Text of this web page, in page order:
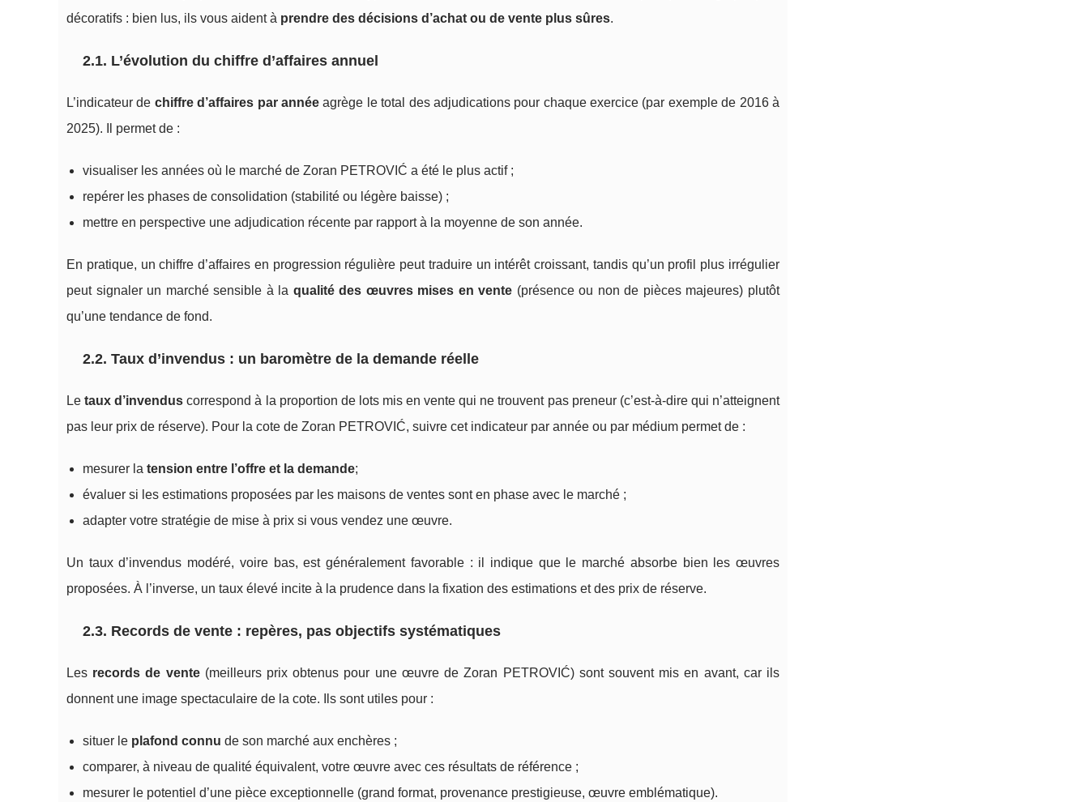
décoratifs : bien lus, ils vous aident à prendre des décisions d’achat ou de vente plus sûres.
2.1. L’évolution du chiffre d’affaires annuel
L’indicateur de chiffre d’affaires par annéeagrège le total des adjudications pour chaque exercice (par exemple de 2016 à
2025). Il permet de :
visualiser les années où le marché de Zoran PETROVIĆ a été le plus actif ;
repérer les phases de consolidation (stabilité ou légère baisse) ;
mettre en perspective une adjudication récente par rapport à la moyenne de son année.
En pratique, un chiffre d’affaires en progression régulière peut traduire un intérêt croissant, tandis qu’un profil plus irrégulier
peut signaler un marché sensible à la qualité des œuvres mises en vente (présence ou non de pièces majeures) plutôt
qu’une tendance de fond.
2.2. Taux d’invendus : un baromètre de la demande réelle
Letaux d’invendus correspond à la proportion de lots mis en vente qui ne trouvent pas preneur (c’est-à-dire qui n’atteignent
pas leur prix de réserve). Pour la cote de Zoran PETROVIĆ, suivre cet indicateur par année ou par médium permet de :
mesurer la tension entre l’offre et la demande;
évaluer si les estimations proposées par les maisons de ventes sont en phase avec le marché ;
adapter votre stratégie de mise à prix si vous vendez une œuvre.
Un taux d’invendus modéré, voire bas, est généralement favorable : il indique que le marché absorbe bien les œuvres
proposées. À l’inverse, un taux élevé incite à la prudence dans la fixation des estimations et des prix de réserve.
2.3. Records de vente : repères, pas objectifs systématiques
Les records de vente(meilleurs prix obtenus pour une œuvre de Zoran PETROVIĆ) sont souvent mis en avant, car ils
donnent une image spectaculaire de la cote. Ils sont utiles pour :
situer le plafond connu de son marché aux enchères ;
comparer, à niveau de qualité équivalent, votre œuvre avec ces résultats de référence ;
mesurer le potentiel d’une pièce exceptionnelle (grand format, provenance prestigieuse, œuvre emblématique).